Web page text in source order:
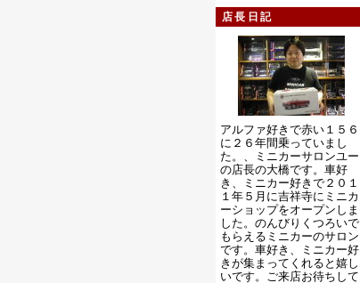
店長日記
アルファ好きで赤い１５６
に２６年間乗っていまし
た。、ミニカーサロンユー
の店長の大橋です。車好
き、ミニカー好きで２０１
１年５月に吉祥寺にミニカ
ーショップをオープンしま
した。のんびりくつろいで
もらえるミニカーのサロン
です。車好き、ミニカー好
きが集まってくれると嬉し
いです。ご来店お待ちして